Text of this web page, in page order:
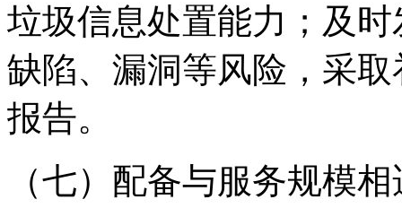
垃圾信息处置能力；及
缺陷、漏洞等风险，采
报告。
（七）配备与服务规模